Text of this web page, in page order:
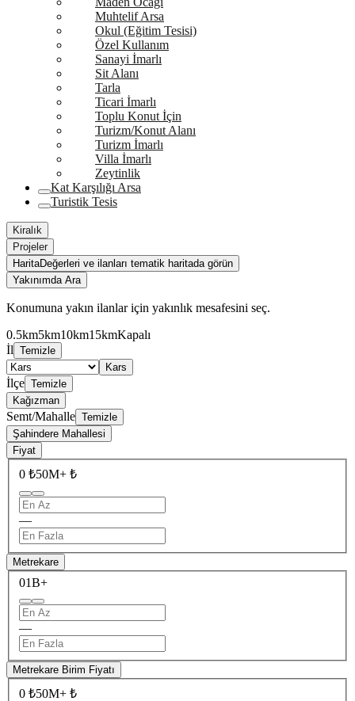
Muhtelif Arsa
Okul (Eğitim Tesisi)
Özel Kullanım
Sanayi İmarlı
Sit Alanı
Tarla
Ticari İmarlı
Toplu Konut İçin
Turizm/Konut Alanı
Turizm İmarlı
Villa İmarlı
Zeytinlik
Kat Karşılığı Arsa
Turistik Tesis
Kiralık
Projeler
HaritaDeğerleri ve ilanları tematik haritada görün
Yakınımda Ara
Konumuna yakın ilanlar için yakınlık mesafesini seç.
0.5km5km10km15kmKapalı
İl Temizle
Kars
İlçe Temizle
Kağızman
Semt/Mahalle Temizle
Şahindere Mahallesi
Fiyat
0 ₺50M+ ₺
—
Metrekare
01B+
—
Metrekare Birim Fiyatı
0 ₺50M+ ₺